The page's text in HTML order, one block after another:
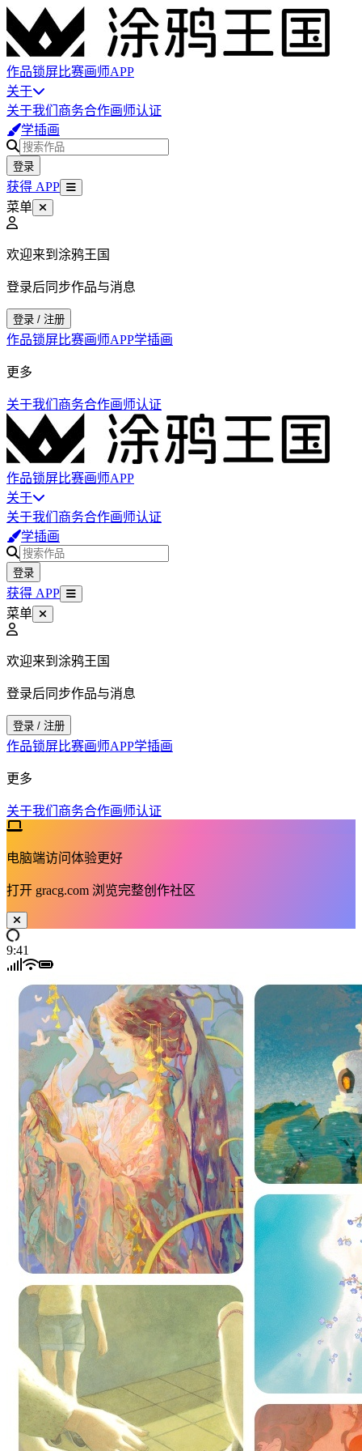
作品锁屏比赛画师APP
关于
关于我们 商务合作画师认证
学插画
登录
获得 APP
菜单
欢迎来到涂鸦王国
登录后同步作品与消息
登录 / 注册
作品锁屏比赛画师APP学插画
更多
关于我们 商务合作画师认证
作品锁屏比赛画师APP
关于
关于我们 商务合作画师认证
学插画
登录
获得 APP
菜单
欢迎来到涂鸦王国
登录后同步作品与消息
登录 / 注册
作品锁屏比赛画师APP学插画
更多
关于我们 商务合作画师认证
电脑端访问体验更好
打开 gracg.com 浏览完整创作社区
9:41